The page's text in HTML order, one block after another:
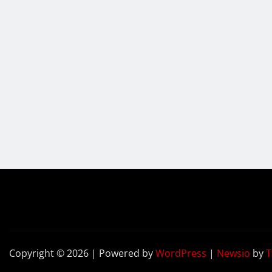
Copyright © 2026 | Powered byWordPress | Newsio by